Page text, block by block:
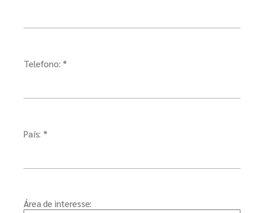
Telefono: *
País: *
Área de interesse: